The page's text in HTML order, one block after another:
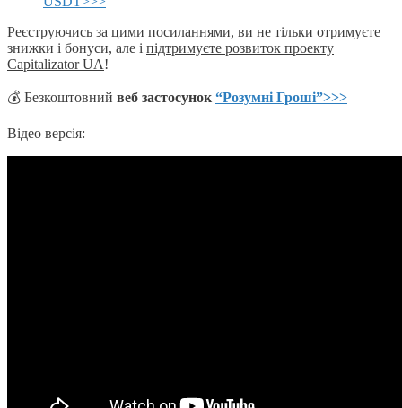
Реєструючись за цими посиланнями, ви не тільки отримуєте
знижки і бонуси, але і підтримуєте розвиток проекту
Capitalizator UA!
💰 Безкоштовний веб застосунок “Розумні Гроші”>>>
Відео версія: